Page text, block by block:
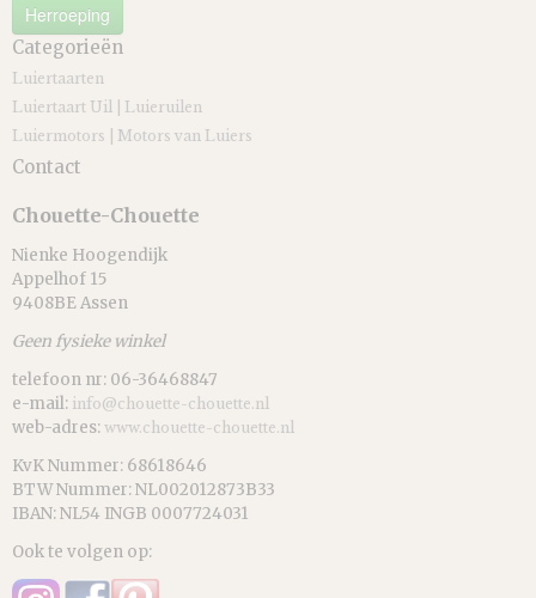
Herroeping
Categorieën
Luiertaarten
Luiertaart Uil | Luieruilen
Luiermotors | Motors van Luiers
Contact
Chouette-Chouette
Nienke Hoogendijk
Appelhof 15
9408BE Assen
Geen fysieke winkel
telefoon nr: 06-36468847
e-mail: info@chouette-chouette.nl
web-adres: www.chouette-chouette.nl
KvK Nummer: 68618646
BTW Nummer: NL002012873B33
IBAN: NL54 INGB 0007724031
Ook te volgen op: